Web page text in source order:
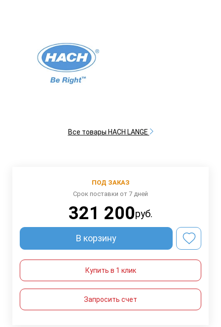
Все товары HACH LANGE
ПОД ЗАКАЗ
Срок поставки от 7 дней
321 200руб.
В корзину
Купить в 1 клик
Запросить счет